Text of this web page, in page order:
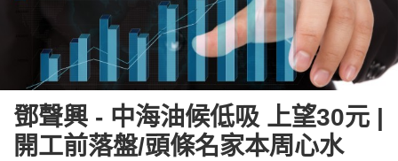
鄧聲興 - 中海油候低吸 上望30元 |
開工前落盤/頭條名家本周心水